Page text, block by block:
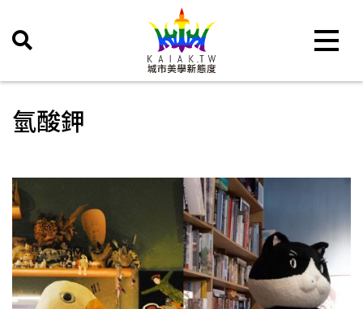
Toggle
氫酸鉀